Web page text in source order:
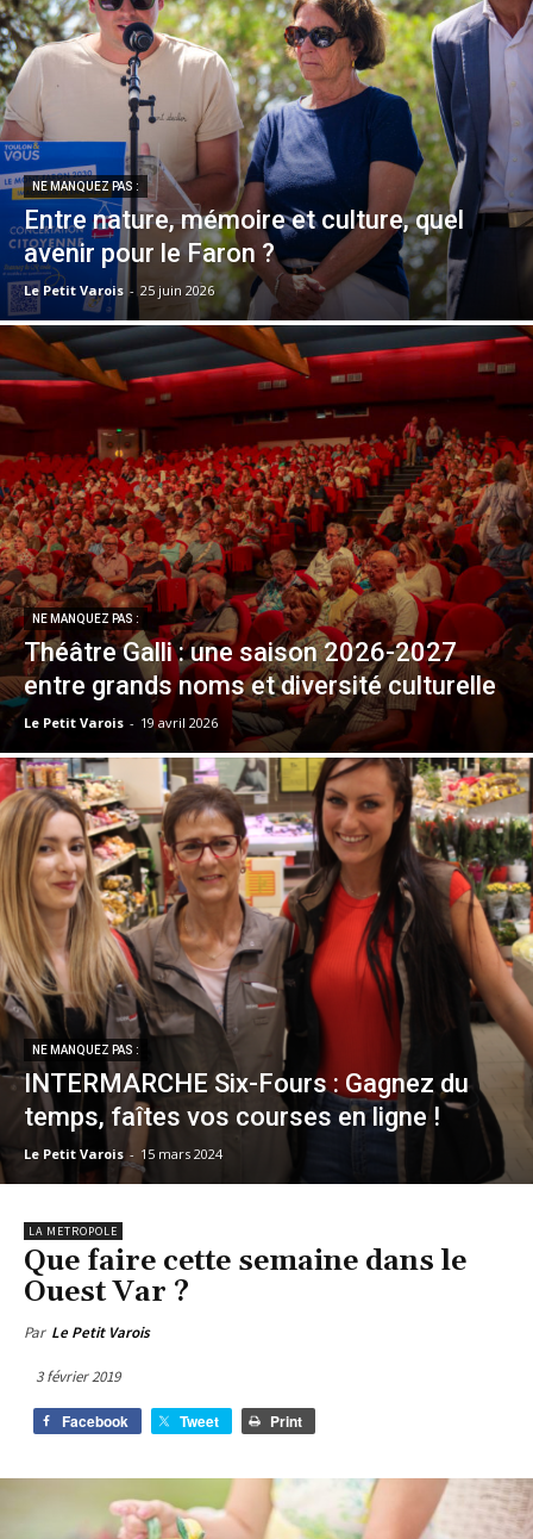
NE MANQUEZ PAS :
Entre nature, mémoire et culture, quel
avenir pour le Faron ?
Le Petit Varois - 25 juin 2026
NE MANQUEZ PAS :
Théâtre Galli : une saison 2026-2027
entre grands noms et diversité culturelle
Le Petit Varois - 19 avril 2026
NE MANQUEZ PAS :
INTERMARCHE Six-Fours : Gagnez du
temps, faîtes vos courses en ligne !
Le Petit Varois - 15 mars 2024
LA METROPOLE
Que faire cette semaine dans le
Ouest Var ?
Par Le Petit Varois
3 février 2019
Facebook Tweet Print